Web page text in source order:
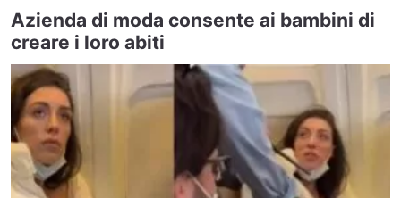
Azienda di moda consente ai bambini di
creare i loro abiti